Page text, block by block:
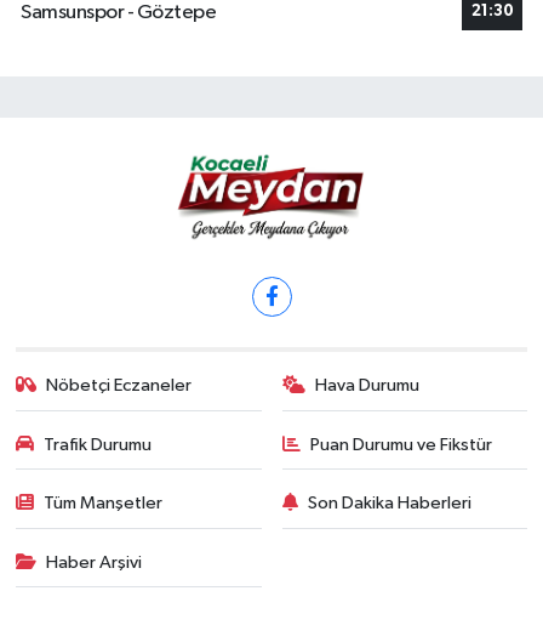
Samsunspor - Göztepe
21:30
Nöbetçi Eczaneler Hava Durumu
Trafik Durumu Puan Durumu ve Fikstür
Tüm Manşetler Son Dakika Haberleri
Haber Arşivi